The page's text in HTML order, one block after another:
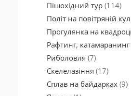
Пішохідний тур (114)
Політ на повітряній
Прогулянка на
Рафтинг, катамаранинг
Риболовля (7)
Скелелазіння (17)
Сплав на байдарках (9)